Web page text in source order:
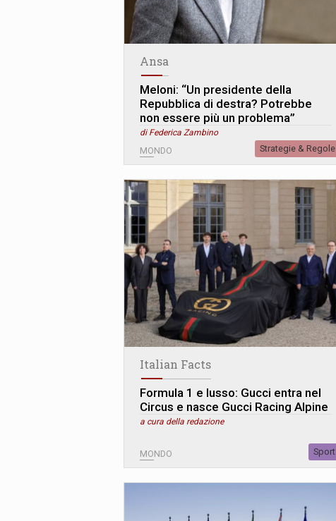
Ansa
Meloni: “Un presidente della
Repubblica di destra? Potrebbe
non essere più un problema”
di Federica Zambino
MONDO Strategie & Regole
Italian Facts
Formula 1 e lusso: Gucci entra nel
Circus e nasce Gucci Racing Alpine
a cura della redazione
MONDO Sport